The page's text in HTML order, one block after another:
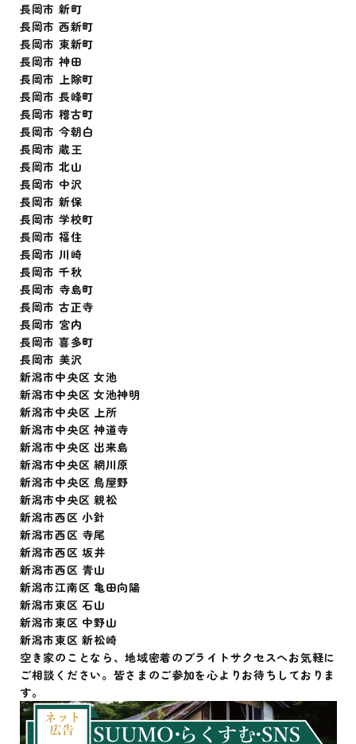
長岡市 新町
長岡市 西新町
長岡市 東新町
長岡市 神田
長岡市 上除町
長岡市 長峰町
長岡市 稽古町
長岡市 今朝白
長岡市 蔵王
長岡市 北山
長岡市 中沢
長岡市 新保
長岡市 学校町
長岡市 福住
長岡市 川崎
長岡市 千秋
長岡市 寺島町
長岡市 古正寺
長岡市 宮内
長岡市 喜多町
長岡市 美沢
新潟市中央区 女池
新潟市中央区 女池神明
新潟市中央区 上所
新潟市中央区 神道寺
新潟市中央区 出来島
新潟市中央区 網川原
新潟市中央区 鳥屋野
新潟市中央区 親松
新潟市西区 小針
新潟市西区 寺尾
新潟市西区 坂井
新潟市西区 青山
新潟市江南区 亀田向陽
新潟市東区 石山
新潟市東区 中野山
新潟市東区 新松崎
空き家のことなら、地域密着のブライトサクセスへお気軽に
ご相談ください。皆さまのご参加を心よりお待ちしておりま
す。